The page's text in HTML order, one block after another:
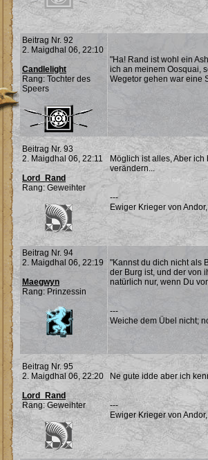
Beitrag Nr. 92
2. Maigdhal 06, 22:10
Candlelight
Rang: Tochter des
Speers
"Ha! Rand ist wohl ein
ich an meinem Oosquai,
Wegetor gehen war eine
Beitrag Nr. 93
2. Maigdhal 06, 22:11
Lord_Rand
Rang: Geweihter
Möglich ist alles, Aber
verändern...
---
Ewiger Krieger von
Beitrag Nr. 94
2. Maigdhal 06, 22:19
Maegwyn
Rang: Prinzessin
"Kannst du dich nicht als
der Burg ist, und der von
natürlich nur, wenn Du
---
Weiche dem Übel nicht;
Beitrag Nr. 95
2. Maigdhal 06, 22:20
Lord_Rand
Rang: Geweihter
Ne gute idde aber ich
---
Ewiger Krieger von